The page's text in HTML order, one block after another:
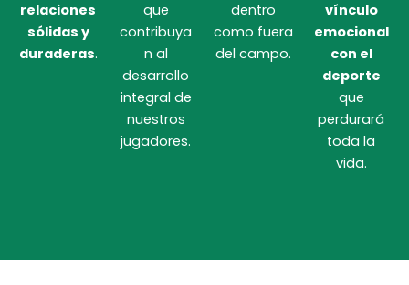
relaciones
sólidas y
duraderas.
que
contribuya
n al
desarrollo
integral de
nuestros
jugadores.
dentro
como fuera
del campo.
vínculo
emocional
con el
deporte
que
perdurará
toda la
vida.